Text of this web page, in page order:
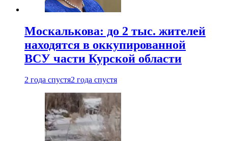
Москалькова: до 2 тыс. жителей
находятся в оккупированной
ВСУ части Курской области
2 года спустя2 года спустя